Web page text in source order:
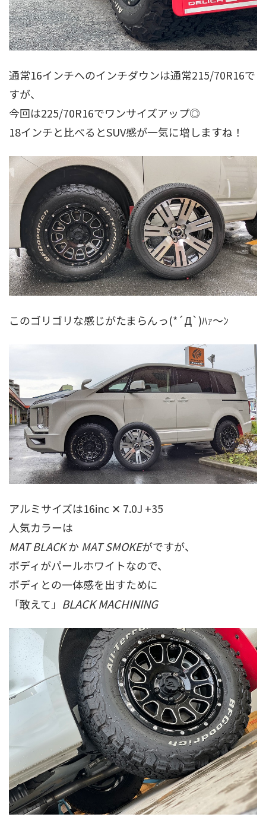
通常16インチへのインチダウンは通常215/70R16で
すが、
今回は225/70R16でワンサイズアップ◎
18インチと比べるとSUV感が一気に増しますね！
このゴリゴリな感じがたまらんっ(*´Д`)ﾊｧ～ﾝ
アルミサイズは16inc ✕ 7.0J +35
人気カラーは
MAT BLACKか MAT SMOKEがですが、
ボディがパールホワイトなので、
ボディとの一体感を出すために
「敢えて」 BLACK MACHINING